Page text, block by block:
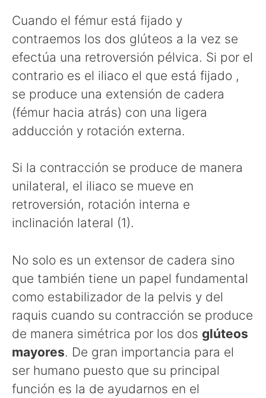
Cuando el fémur está fijado y
contraemos los dos glúteos a la vez se
efectúa una retroversión pélvica. Si por el
contrario es el iliaco el que está fijado ,
se produce una extensión de cadera
(fémur hacia atrás) con una ligera
adducción y rotación externa.
Si la contracción se produce de manera
unilateral, el iliaco se mueve en
retroversión, rotación interna e
inclinación lateral (1).
No solo es un extensor de cadera sino
que también tiene un papel fundamental
como estabilizador de la pelvis y del
raquis cuando su contracción se produce
de manera simétrica por los dos glúteos
mayores. De gran importancia para el
ser humano puesto que su principal
función es la de ayudarnos en el